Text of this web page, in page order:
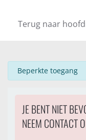
Terug naar
info
Beperkte toegang
JE BENT NIET
NEEM CONTACT